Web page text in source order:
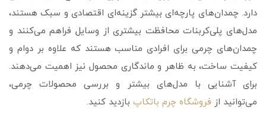
دارد. چمدان‌های پارچه‌ای بیشتر گزینه‌ای اقتصادی و سبک هستند،
مدل‌های پلی‌کربنات محافظت بیشتری از وسایل فراهم می‌کنند و
چمدان‌های چرمی برای افرادی مناسب‌ هستند که علاوه بر دوام و
کیفیت ساخت، به ظاهر و ماندگاری محصول نیز اهمیت می‌دهند.
برای آشنایی با مدل‌های بیشتر و بررسی محصولات چرمی،
می‌توانید از فروشگاه چرم باتکاپ بازدید کنید.